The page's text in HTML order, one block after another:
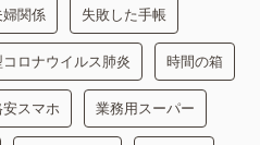
婦関係 失敗した手帳
コロナウイルス肺炎 時間の箱
安スマホ 業務用スーパー